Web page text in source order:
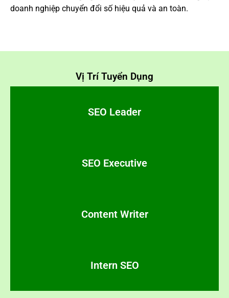
doanh nghiệp chuyển đổi số hiệu quả và an toàn.
Vị Trí Tuyển Dụng
SEO Leader
SEO Executive
Content Writer
Intern SEO